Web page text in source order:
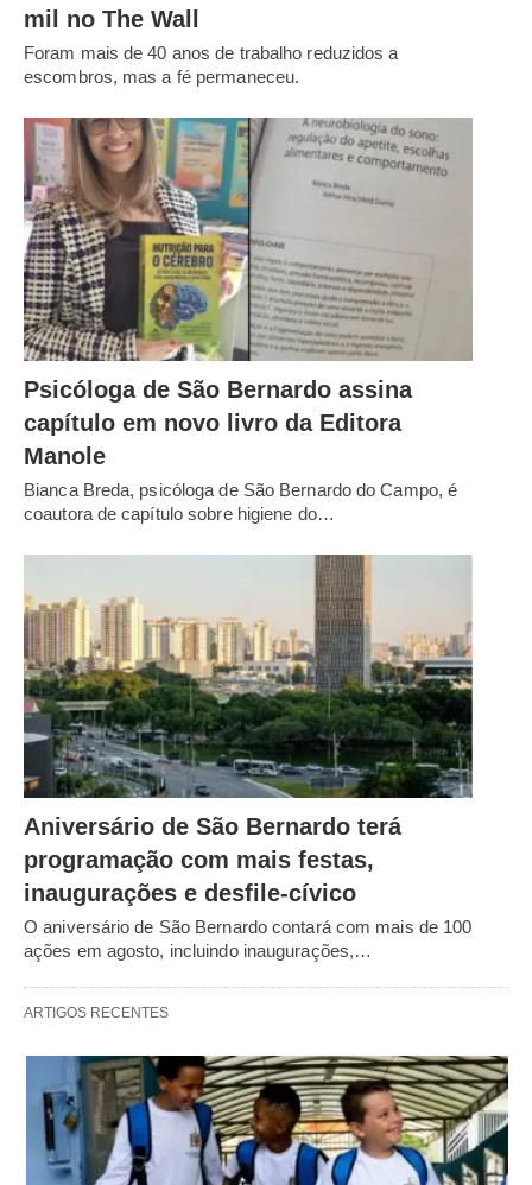
mil no The Wall
Foram mais de 40 anos de trabalho reduzidos a
escombros, mas a fé permaneceu.
Psicóloga de São Bernardo assina
capítulo em novo livro da Editora
Manole
Bianca Breda, psicóloga de São Bernardo do Campo, é
coautora de capítulo sobre higiene do…
Aniversário de São Bernardo terá
programação com mais festas,
inaugurações e desfile-cívico
O aniversário de São Bernardo contará com mais de 100
ações em agosto, incluindo inaugurações,…
ARTIGOS RECENTES